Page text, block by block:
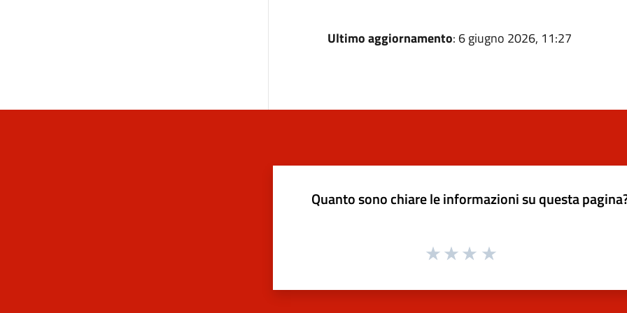
Ultimo aggiornamento: 6 giugno 2026, 11:27
Quanto sono chiare le informazioni su questa